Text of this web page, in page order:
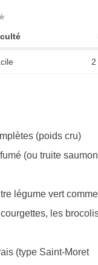
2
(poids cru)
(ou truite
légume vert comme
les
(type Saint-Moret